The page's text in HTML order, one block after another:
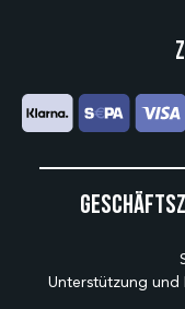
Unterstützung und